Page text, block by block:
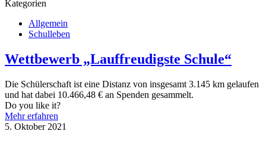
Kategorien
Allgemein
Schulleben
Wettbewerb „Lauffreudigste Schule“
Die Schülerschaft ist eine Distanz von insgesamt 3.145 km gelaufen
und hat dabei 10.466,48 € an Spenden gesammelt.
Do you like it?
Mehr erfahren
5. Oktober 2021